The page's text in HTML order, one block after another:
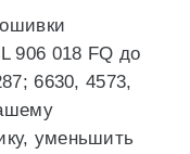
906 018 FQ до
6630, 4573,
уменьшить